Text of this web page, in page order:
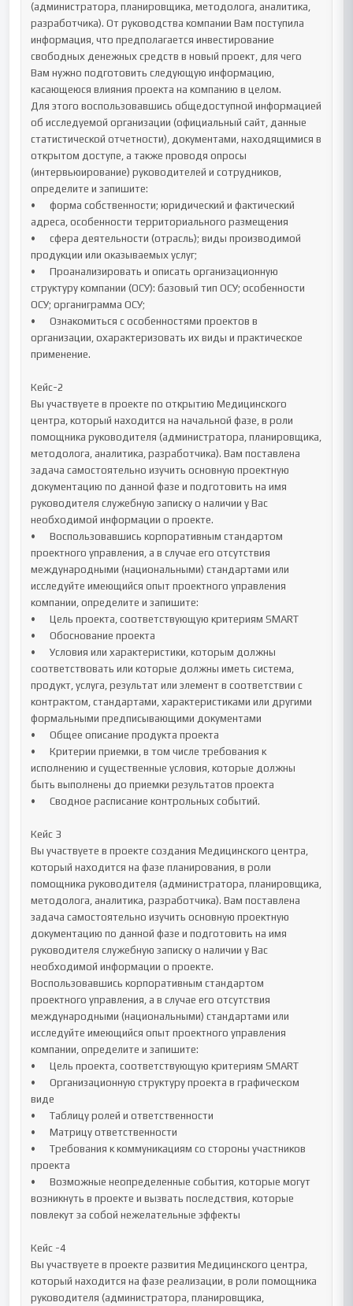
(администратора, планировщика, методолога, аналитика,
разработчика). От руководства компании Вам поступила
информация, что предполагается инвестирование
свободных денежных средств в новый проект, для чего
Вам нужно подготовить следующую информацию,
касающеюся влияния проекта на компанию в целом.
Для этого воспользовавшись общедоступной информацией
об исследуемой организации (официальный сайт, данные
статистической отчетности), документами, находящимися в
открытом доступе, а также проводя опросы
(интервьюирование) руководителей и сотрудников,
определите и запишите:
•	форма собственности; юридический и фактический
адреса, особенности территориального размещения
•	сфера деятельности (отрасль); виды производимой
продукции или оказываемых услуг;
•	Проанализировать и описать организационную
структуру компании (ОСУ): базовый тип ОСУ; особенности
ОСУ; органиграмма ОСУ;
•	Ознакомиться с особенностями проектов в
организации, охарактеризовать их виды и практическое
применение.
Кейс-2
Вы участвуете в проекте по открытию Медицинского
центра, который находится на начальной фазе, в роли
помощника руководителя (администратора, планировщика,
методолога, аналитика, разработчика). Вам поставлена
задача самостоятельно изучить основную проектную
документацию по данной фазе и подготовить на имя
руководителя служебную записку о наличии у Вас
необходимой информации о проекте.
•	Воспользовавшись корпоративным стандартом
проектного управления, а в случае его отсутствия
международными (национальными) стандартами или
исследуйте имеющийся опыт проектного управления
компании, определите и запишите:
•	Цель проекта, соответствующую критериям SMART
•	Обоснование проекта
•	Условия или характеристики, которым должны
соответствовать или которые должны иметь система,
продукт, услуга, результат или элемент в соответствии с
контрактом, стандартами, характеристиками или другими
формальными предписывающими документами
•	Общее описание продукта проекта
•	Критерии приемки, в том числе требования к
исполнению и существенные условия, которые должны
быть выполнены до приемки результатов проекта
•	Сводное расписание контрольных событий.
Кейс 3
Вы участвуете в проекте создания Медицинского центра,
который находится на фазе планирования, в роли
помощника руководителя (администратора, планировщика,
методолога, аналитика, разработчика). Вам поставлена
задача самостоятельно изучить основную проектную
документацию по данной фазе и подготовить на имя
руководителя служебную записку о наличии у Вас
необходимой информации о проекте.
Воспользовавшись корпоративным стандартом
проектного управления, а в случае его отсутствия
международными (национальными) стандартами или
исследуйте имеющийся опыт проектного управления
компании, определите и запишите:
•	Цель проекта, соответствующую критериям SMART
•	Организационную структуру проекта в графическом
виде
•	Таблицу ролей и ответственности
•	Матрицу ответственности
•	Требования к коммуникациям со стороны участников
проекта
•	Возможные неопределенные события, которые могут
возникнуть в проекте и вызвать последствия, которые
повлекут за собой нежелательные эффекты
Кейс -4
Вы участвуете в проекте развития Медицинского центра,
который находится на фазе реализации, в роли помощника
руководителя (администратора, планировщика,